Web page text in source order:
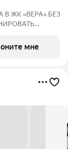
ЖК «ВЕРА» БЕЗ
мне